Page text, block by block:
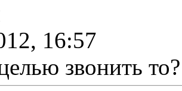
16:57
звонить